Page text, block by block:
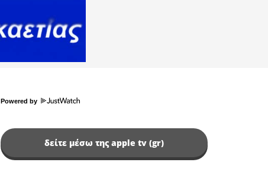
Powered by
δείτε μέσω της apple tv (gr)